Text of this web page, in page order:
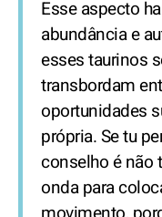
Esse aspecto
abundância e
esses taurinos
transbordam
oportunidades
própria. Se tu
conselho é não
onda para